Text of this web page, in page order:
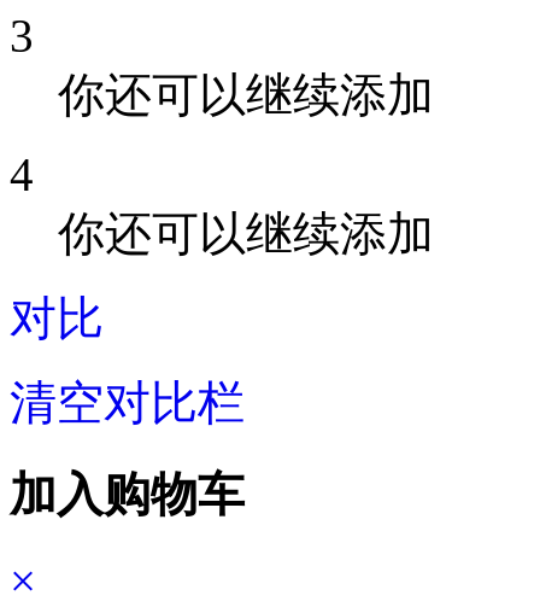
3
你还可以继续添加
4
你还可以继续添加
对比
清空对比栏
加入购物车
×